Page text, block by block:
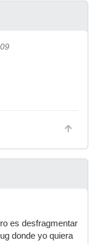
es desfragmentar
donde yo quiera